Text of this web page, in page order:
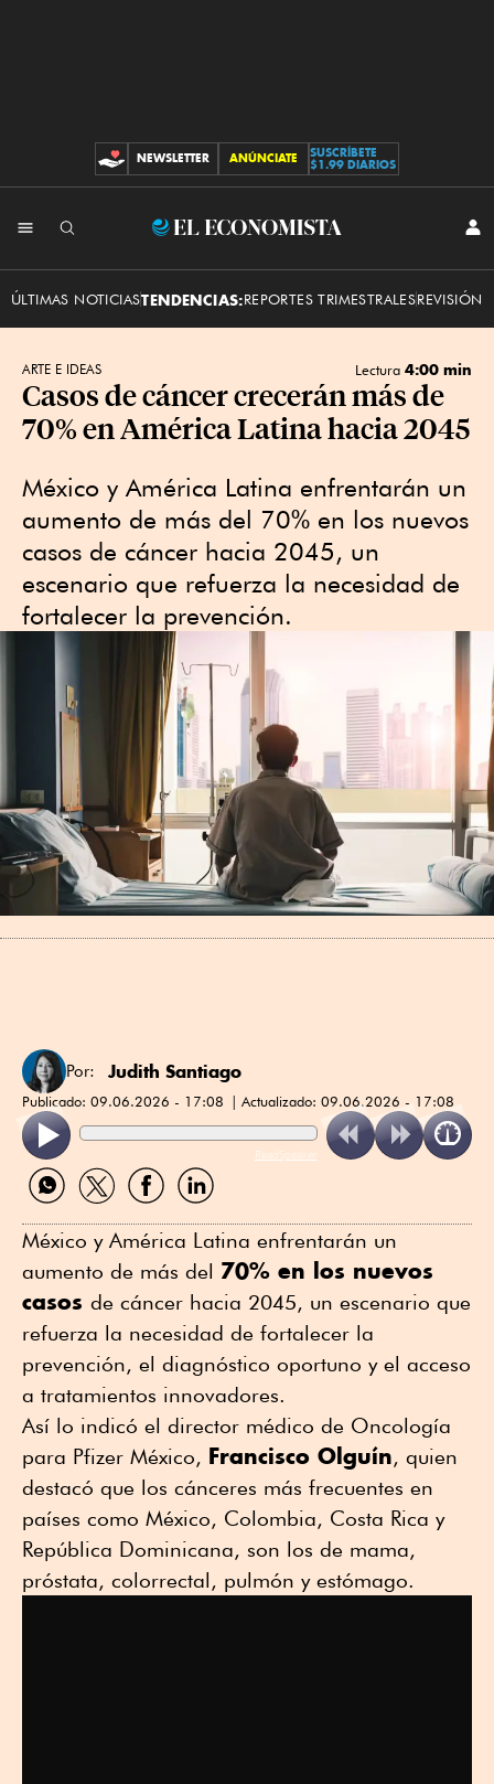
CONTRIBUCIONES
NEWSLETTER ANÚNCIATE
SUSCRÍBETE
$1.99 DIARIOS
El
ÚLTIMAS NOTICIASTENDENCIAS:REPORTES TRIMESTRALESREVISIÓN
ARTE E IDEAS Lectura 4:00 min
Casos de cáncer crecerán más de
70% en América Latina hacia 2045
México y América Latina enfrentarán un
aumento de más del 70% en los nuevos
casos de cáncer hacia 2045, un
escenario que refuerza la necesidad de
fortalecer la prevención.
Por: Judith Santiago
Publicado: 09.06.2026 - 17:08 Actualizado: 09.06.2026 - 17:08
ReadSpeaker
Compartir
por
Compartir
por
Compartir
por
Compartir
por
México y América Latina enfrentarán un
aumento de más del 70% en los nuevos
casos de cáncer hacia 2045, un escenario que
refuerza la necesidad de fortalecer la
prevención, el diagnóstico oportuno y el acceso
a tratamientos innovadores.
Así lo indicó el director médico de Oncología
para Pfizer México, Francisco Olguín, quien
destacó que los cánceres más frecuentes en
países como México, Colombia, Costa Rica y
República Dominicana, son los de mama,
próstata, colorrectal, pulmón y estómago.